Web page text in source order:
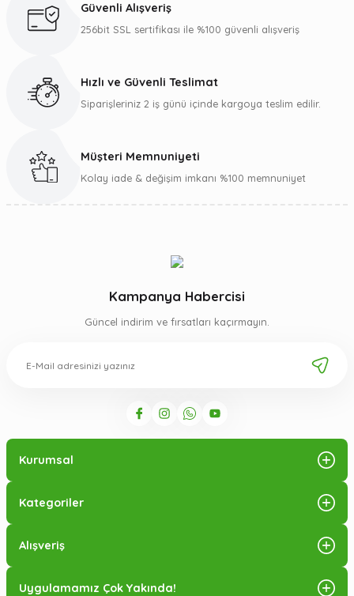
Ürün bilgilerinde hatalar bulunuyor.
Gönder
Güvenli Alışveriş
256bit SSL sertifikası ile %100 güvenli alışveriş
Hızlı ve Güvenli Teslimat
Siparişleriniz 2 iş günü içinde kargoya teslim edilir.
Müşteri Memnuniyeti
Kolay iade & değişim imkanı %100 memnuniyet
Kampanya Habercisi
Güncel indirim ve fırsatları kaçırmayın.
Kurumsal
Kategoriler
Alışveriş
Uygulamamız Çok Yakında!